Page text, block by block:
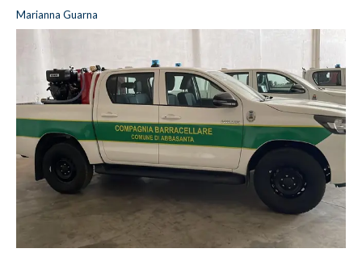
Marianna Guarna